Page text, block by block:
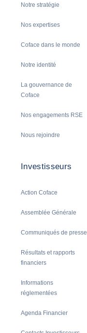
Notre stratégie
Nos expertises
Coface dans le monde
Notre identité
La gouvernance de
Coface
Nos engagements RSE
Nous rejoindre
Investisseurs
Action Coface
Assemblée Générale
Communiqués de presse
Résultats et rapports
financiers
Informations
réglementées
Agenda Financier